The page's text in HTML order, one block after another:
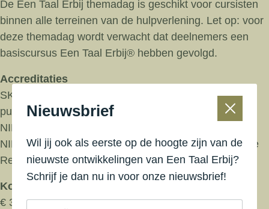
De Een Taal Erbij themadag is geschikt voor cursisten
binnen alle terreinen van de hulpverlening. Let op: voor
deze themadag wordt verwacht dat deelnemers een
basiscursus Een Taal Erbij® hebben gevolgd.
Accreditaties
SKJ (215925) kamer Jeugd- en gezinsprofessionals 8
punten
NIP K&J/NVO-OG (ID 537428) 3 punten opleiding
NIP K&J/NVO-OG (ID 537428) 6 punten herregistratie
Registerplein (ID 541560) 8 punten
Kosten
€ 345,00
Nieuwsbrief
Wil jij ook als eerste op de hoogte zijn van de
nieuwste ontwikkelingen van Een Taal Erbij?
Schrijf je dan nu in voor onze nieuwsbrief!